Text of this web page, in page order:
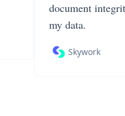
document
my data.
Skywork